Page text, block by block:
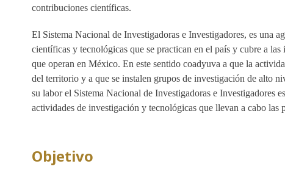
contribuciones científicas.
El Sistema Nacional de Investigadoras e Investigadores, es una
científicas y tecnológicas que se practican en el país y cubre a
que operan en México. En este sentido coadyuva a que la
del territorio y a que se instalen grupos de investigación de alto
su labor el Sistema Nacional de Investigadoras e Investigadores
actividades de investigación y tecnológicas que llevan a cabo las
Objetivo